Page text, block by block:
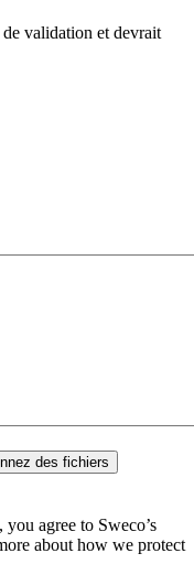
de validation et devrait
des fichiers
agree to Sweco’s
about how we protect